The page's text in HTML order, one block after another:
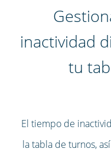
inactividad
tu
El tiempo de
la tabla de turnos,